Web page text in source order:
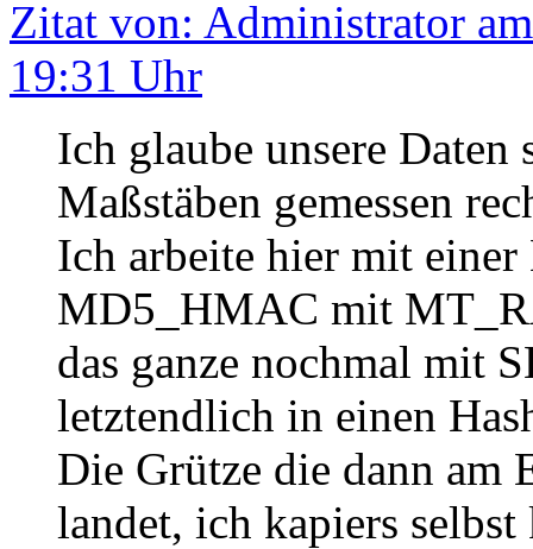
Zitat von: Administrator
19:31 Uhr
Ich glaube unsere
Maßstäben gemessen
Ich arbeite hier mit
MD5_HMAC mit
das ganze nochmal mit
letztendlich in einen
Die Grütze die dann am
landet, ich kapiers